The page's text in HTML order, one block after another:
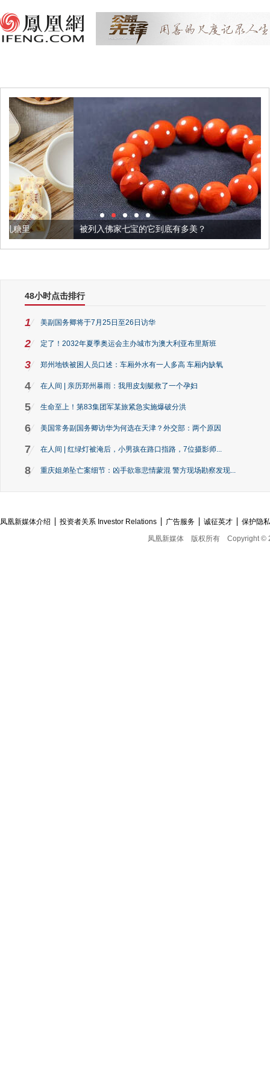
被列入佛家七宝的它到底有多美？
48小时点击排行
1 美副国务卿将于7月25日至26日访华
2 定了！2032年夏季奥运会主办城市为澳大利亚布里斯班
3 郑州地铁被困人员口述：车厢外水有一人多高 车厢内缺氧
4 在人间 | 亲历郑州暴雨：我用皮划艇救了一个孕妇
5 生命至上！第83集团军某旅紧急实施爆破分洪
6 美国常务副国务卿访华为何选在天津？外交部：两个原因
7 在人间 | 红绿灯被淹后，小男孩在路口指路，7位摄影师...
8 重庆姐弟坠亡案细节：凶手欲靠悲情蒙混 警方现场勘察发现...
凤凰新媒体介绍 投资者关系 Investor Relations 广告服务 诚征英才
保护隐
凤凰新媒体
版权所有 Copyright ©